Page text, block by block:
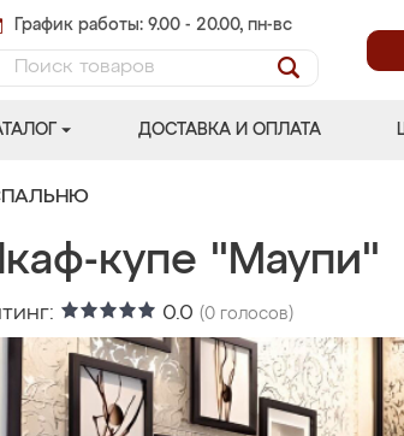
График работы: 9.00 - 20.00, пн-вс
ДОСТАВКА И ОПЛАТА
купе "Маупи"
0.0 (0 голосов)